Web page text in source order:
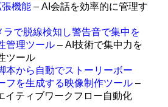
張機能 – AI会話を効率的に管理す
ラで脱線検知し警告音で集中を
管理ツール – AI技術で集中力を
ツール
本から自動でストーリーボー
フを生成する映像制作ツール –
イティブワークフロー自動化